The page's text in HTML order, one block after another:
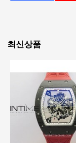
최신상품